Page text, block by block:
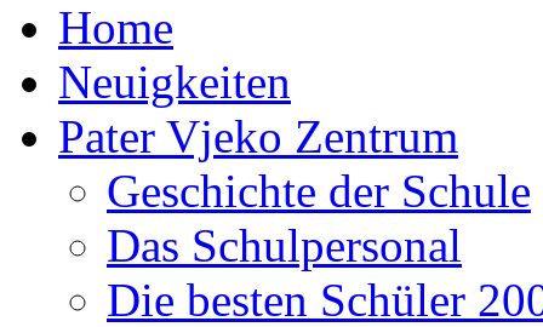
Home
Neuigkeiten
Pater Vjeko Zentrum
Geschichte der Schule
Das Schulpersonal
Die besten Schüler